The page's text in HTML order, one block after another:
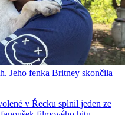
Jeho fenka Britney skončila
v Řecku splnil jeden ze